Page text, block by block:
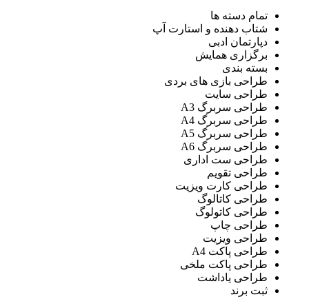
تمام دسته ها
شتاب دهنده و استارت آپ
دپارتمان ادبی
برگزاری همایش
بسته بندی
طراحی بازی های بردی
طراحی سایت
طراحی سربرگ A3
طراحی سربرگ A4
طراحی سربرگ A5
طراحی سربرگ A6
طراحی ست اداری
طراحی تقویم
طراحی کارت ویزیت
طراحی کاتالوگ
طراحی کاتولوگ
طراحی چاپ
طراحی ویزیت
طراحی پاکت A4
طراحی پاکت ملخی
طراحی یاداشت
ثبت برند